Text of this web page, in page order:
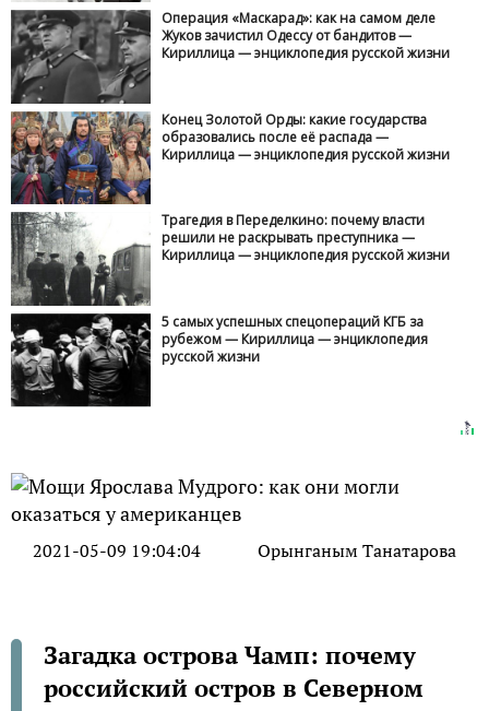
Операция «Маскарад»: как на самом деле
Жуков зачистил Одессу от бандитов —
Кириллица — энциклопедия русской жизни
Конец Золотой Орды: какие государства
образовались после её распада —
Кириллица — энциклопедия русской жизни
Трагедия в Переделкино: почему власти
решили не раскрывать преступника —
Кириллица — энциклопедия русской жизни
5 самых успешных спецопераций КГБ за
рубежом — Кириллица — энциклопедия
русской жизни
2021-05-09 19:04:04 Орынганым Танатарова
Загадка острова Чамп: почему
российский остров в Северном